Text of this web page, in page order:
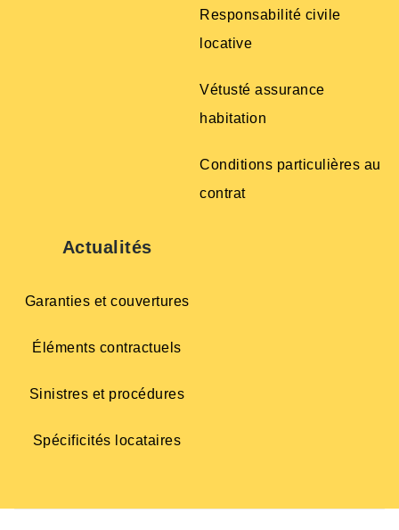
Responsabilité civile
locative
Vétusté assurance
habitation
Conditions particulières au
contrat
Actualités
Garanties et couvertures
Éléments contractuels
Sinistres et procédures
Spécificités locataires